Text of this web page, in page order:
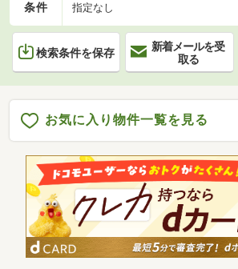
条件 指定なし
検索条件を保存
新着メールを受
取る
お気に入り物件一覧を見る